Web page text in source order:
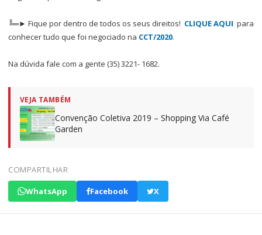
╚═► Fique por dentro de todos os seus direitos! CLIQUE AQUI para
conhecer tudo que foi negociado na CCT/2020.
Na dúvida fale com a gente (35) 3221- 1682.
VEJA TAMBÉM
Convenção Coletiva 2019 – Shopping Via Café
Garden
COMPARTILHAR
WhatsApp Facebook X